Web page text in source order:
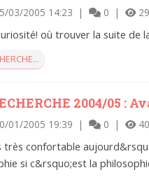
03/2005 14:23 | 0 |
où trouver la suite de
2004/05 :
01/2005 19:39 | 0 |
très confortable
si c&rsquo;est la